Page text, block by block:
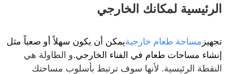
الرئيسية لمكانك الخارجي
تجهيز مساحة طعام خارجيةيمكن أن يكون سهلاً أو صعباً مثل
إنشاء مساحات طعام في الفناء الخارجي.و الطاولة هي
النقطة الرئيسية. لأنها سوف ترتبط بأسلوب مساحتك